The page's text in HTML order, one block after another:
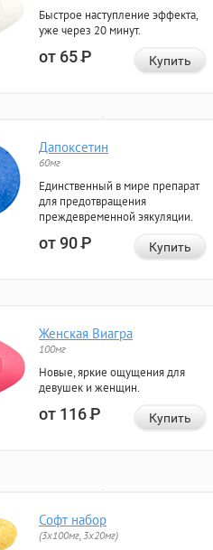
Быстрое наступление эффекта,
уже через 20 минут.
от 65Р Купить
Дапоксетин
60мг
Единственный в мире препарат
для предотвращения
преждевременной эякуляции.
от 90Р Купить
Женская Виагра
100мг
Новые, яркие ощущения для
девушек и женщин.
от 116Р Купить
Софт набор
(3x100мг, 3x20мг)